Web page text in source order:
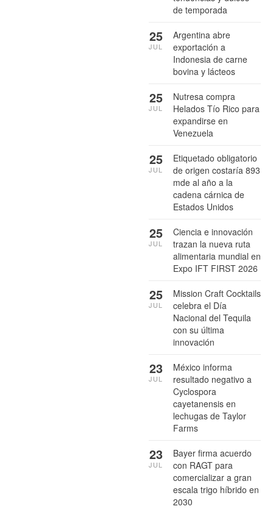
de temporada
Argentina abre
exportación a
Indonesia de carne
bovina y lácteos
25
JUL
Nutresa compra
Helados Tío Rico para
expandirse en
Venezuela
25
JUL
Etiquetado obligatorio
de origen costaría 893
mde al año a la
cadena cárnica de
Estados Unidos
25
JUL
Ciencia e innovación
trazan la nueva ruta
alimentaria mundial en
Expo IFT FIRST 2026
25
JUL
Mission Craft Cocktails
celebra el Día
Nacional del Tequila
con su última
innovación
25
JUL
México informa
resultado negativo a
Cyclospora
cayetanensis en
lechugas de Taylor
Farms
23
JUL
Bayer firma acuerdo
con RAGT para
comercializar a gran
escala trigo híbrido en
2030
23
JUL